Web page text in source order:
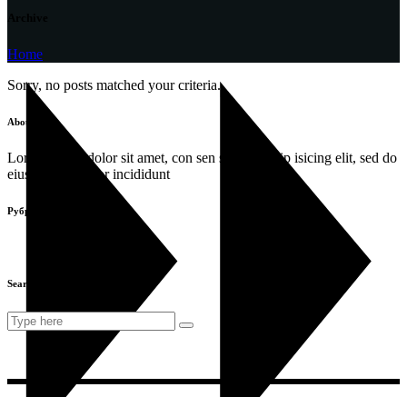
Home
Sorry, no posts matched your criteria.
About
Lorem ipsum dolor sit amet, con sen sectetur adip isicing elit, sed do
eiusa mod tempor incididunt
Рубрики
Search
Search
for: